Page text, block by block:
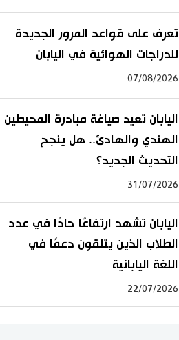
تعرف على قواعد المرور الجديدة
للدراجات الهوائية في اليابان
07/08/2026
اليابان تعيد صياغة مبادرة المحيطين
الهندي والهادئ.. هل ينجح
التحديث الجديد؟
31/07/2026
اليابان تشهد ارتفاعًا حادًا في عدد
الطلاب الذين يتلقون دعمًا في
اللغة اليابانية
22/07/2026